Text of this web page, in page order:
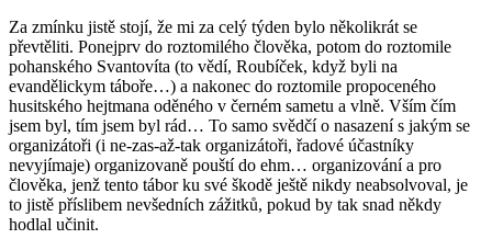
Za zmínku jistě stojí, že mi za celý týden bylo několikrát se
převtěliti. Ponejprv do roztomilého člověka, potom do roztomile
pohanského Svantovíta (to vědí, Roubíček, když byli na
evandělickym táboře…) a nakonec do roztomile propoceného
husitského hejtmana oděného v černém sametu a vlně. Vším čím
jsem byl, tím jsem byl rád… To samo svědčí o nasazení s jakým se
organizátoři (i ne-zas-až-tak organizátoři, řadové účastníky
nevyjímaje) organizovaně pouští do ehm… organizování a pro
člověka, jenž tento tábor ku své škodě ještě nikdy neabsolvoval, je
to jistě příslibem nevšedních zážitků, pokud by tak snad někdy
hodlal učinit.